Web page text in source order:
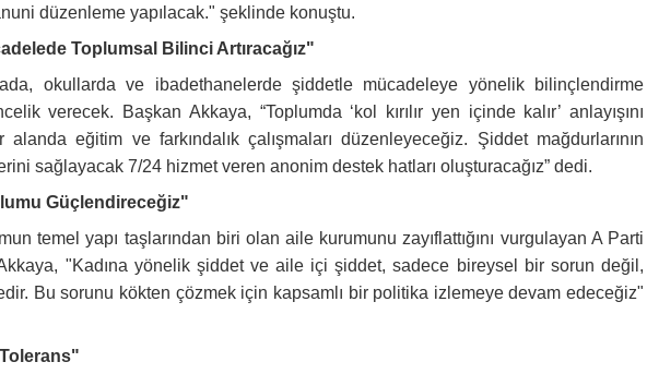
düzenleme yapılacak." şeklinde konuştu.
Toplumsal Bilinci Artıracağız"
okullarda ve ibadethanelerde şiddetle mücadeleye yönelik bilinçlendirme
verecek. Başkan Akkaya, “Toplumda ‘kol kırılır yen içinde kalır’ anlayışını
eğitim ve farkındalık çalışmaları düzenleyeceğiz. Şiddet mağdurlarının
sağlayacak 7/24 hizmet veren anonim destek hatları oluşturacağız” dedi.
Güçlendireceğiz"
temel yapı taşlarından biri olan aile kurumunu zayıflattığını vurgulayan A Parti
"Kadına yönelik şiddet ve aile içi şiddet, sadece bireysel bir sorun değil,
Bu sorunu kökten çözmek için kapsamlı bir politika izlemeye devam edeceğiz"